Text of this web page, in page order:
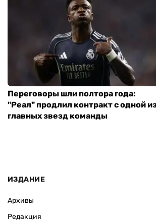
Переговоры шли полтора года:
"Реал" продлил контракт с одной
главных звезд команды
ИЗДАНИЕ
Архивы
Редакция